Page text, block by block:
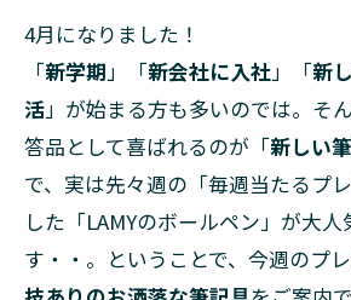
4月になりました！
「新学期 」「新会社に入社」「新
活」が始まる方も多いのでは。そ
答品として喜ばれるのが「新しい
で、実は先々週の「毎週当たるプ
した「LAMYのボールペン」が大
す・・。ということで、今週のプ